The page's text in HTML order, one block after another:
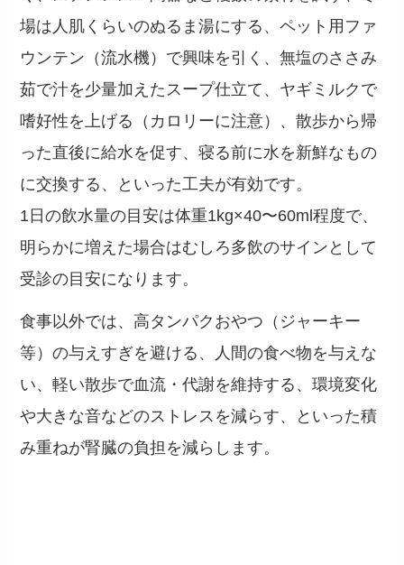
場は人肌くらいのぬるま湯にする、ペット用ファ
ウンテン（流水機）で興味を引く、無塩のささみ
茹で汁を少量加えたスープ仕立て、ヤギミルクで
嗜好性を上げる（カロリーに注意）、散歩から帰
った直後に給水を促す、寝る前に水を新鮮なもの
に交換する、といった工夫が有効です。
1日の飲水量の目安は体重1kg×40〜60ml程度で、
明らかに増えた場合はむしろ多飲のサインとして
受診の目安になります。
食事以外では、高タンパクおやつ（ジャーキー
等）の与えすぎを避ける、人間の食べ物を与えな
い、軽い散歩で血流・代謝を維持する、環境変化
や大きな音などのストレスを減らす、といった積
み重ねが腎臓の負担を減らします。